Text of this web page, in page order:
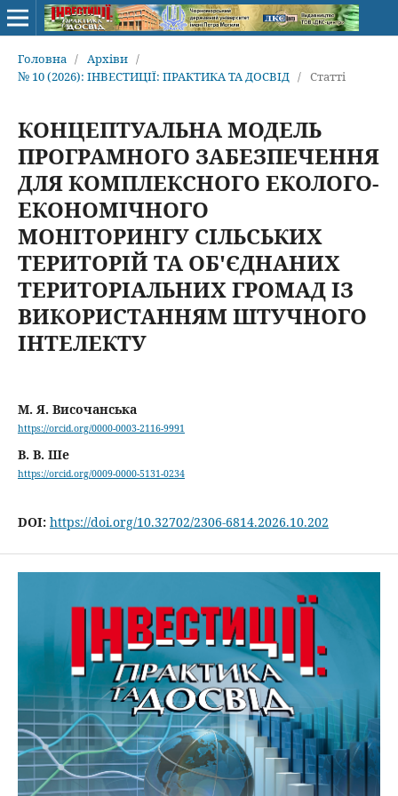
Головна / Архіви /
№ 10 (2026): ІНВЕСТИЦІЇ: ПРАКТИКА ТА ДОСВІД / Статті
КОНЦЕПТУАЛЬНА МОДЕЛЬ
ПРОГРАМНОГО ЗАБЕЗПЕЧЕННЯ
ДЛЯ КОМПЛЕКСНОГО ЕКОЛОГО-
ЕКОНОМІЧНОГО
МОНІТОРИНГУ СІЛЬСЬКИХ
ТЕРИТОРІЙ ТА ОБ'ЄДНАНИХ
ТЕРИТОРІАЛЬНИХ ГРОМАД ІЗ
ВИКОРИСТАННЯМ ШТУЧНОГО
ІНТЕЛЕКТУ
М. Я. Височанська
https://orcid.org/0000-0003-2116-9991
В. В. Ше
https://orcid.org/0009-0000-5131-0234
DOI: https://doi.org/10.32702/2306-6814.2026.10.202